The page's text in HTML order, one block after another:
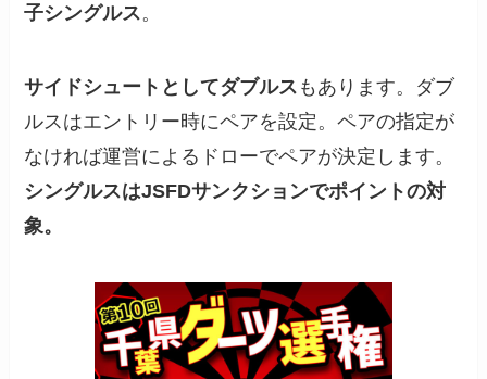
子シングルス。
サイドシュートとしてダブルス もあります。ダブ
ルスはエントリー時にペアを設定。ペアの指定が
なければ運営によるドローでペアが決定します。
シングルスはJSFDサンクションでポイントの対
象。